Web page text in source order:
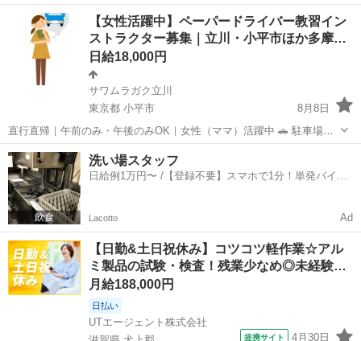
色が見える老健施設でのお仕事です!<歯科衛生士/パート> 舞鶴市に位
置する「介護老人保健施設 アザレア舞鶴」にて、パート勤務の歯科衛
生士を募集しております テラスや...
アルバイト・パート
【女性活躍中】ペーパードライバー教習イン
ストラクター募集｜立川・小平市ほか多摩…
日給18,000円
サワムラガク立川
東京都 小平市
8月8日
直行直帰｜午前のみ・午後のみOK｜女性（ママ）活躍中 🚗 駐車場で
眠っている「車」と あなたの運転経験を、安心と収入に変えません
か？ 「運転が怖い」「自信がない」 そんな不安を抱える方に寄り添
い、 “できな...
東京 小平市 インストラクター
洗い場スタッフ
日給例1万円〜 /【登録不要】スマホで1分！単発バイト
Lacotto Ad
【日勤&土日祝休み】コツコツ軽作業☆アル
ミ製品の試験・検査！残業少なめ◎未経験…
月給188,000円
日払い
UTエージェント株式会社
提携サイト 4月30日